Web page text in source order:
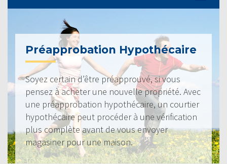
Préapprobation Hypothécaire
Soyez certain d’être préapprouvé, si vous
pensez à acheter une nouvelle propriété. Avec
une préapprobation hypothécaire, un courtier
hypothécaire peut procéder à une vérification
plus complète avant de vous envoyer
magasiner pour une maison.